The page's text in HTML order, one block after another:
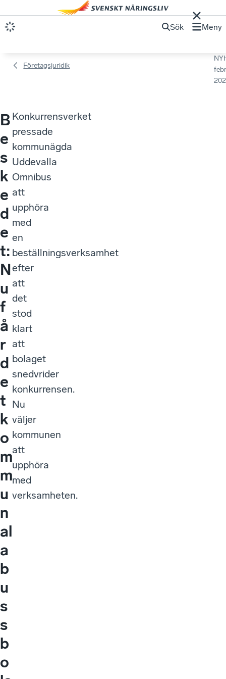
Sök Meny
Företagsjuridik
B
e
s
k
e
d
e
t:
N
u
f
å
r
d
e
t
k
o
m
m
u
n
al
a
b
u
s
s
b
o
Konkurrensverket
pressade
kommunägda
Uddevalla
Omnibus
att
upphöra
med
en
beställningsverksamhet
efter
att
det
stod
klart
att
bolaget
snedvrider
konkurrensen.
Nu
väljer
kommunen
att
upphöra
med
verksamheten.